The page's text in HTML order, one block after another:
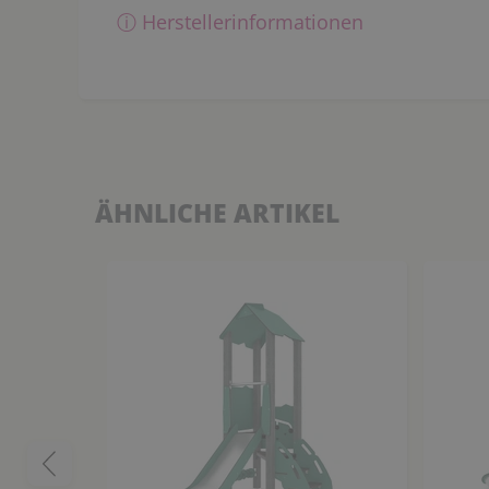
ⓘ Herstellerinformationen
ÄHNLICHE ARTIKEL